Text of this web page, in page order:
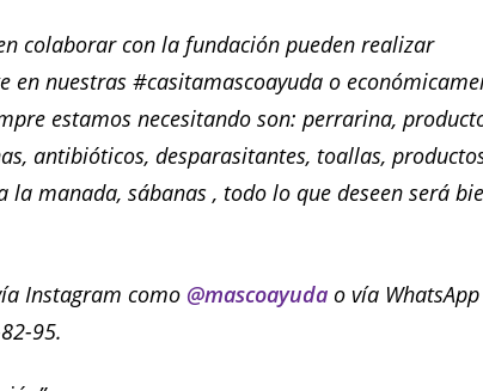
colaborar con la fundación pueden realizar
nuestras #casitamascoayuda o
estamos necesitando son: perrarina,
antibióticos, desparasitantes, toallas,
la manada, sábanas , todo lo que deseen será
Instagram como @mascoayuda o vía
95.